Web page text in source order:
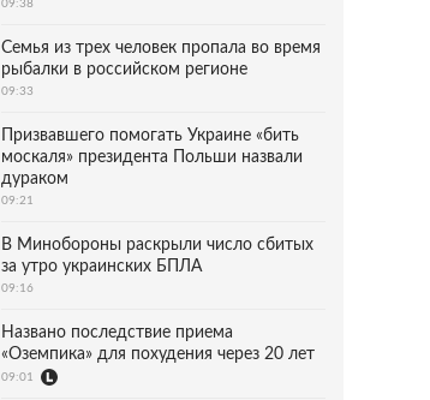
09:38
Семья из трех человек пропала во время
рыбалки в российском регионе
09:33
Призвавшего помогать Украине «бить
москаля» президента Польши назвали
дураком
09:21
В Минобороны раскрыли число сбитых
за утро украинских БПЛА
09:16
Названо последствие приема
«Оземпика» для похудения через 20 лет
09:01